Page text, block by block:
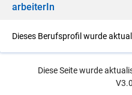
ar­bei­te­rIn
Dieses Berufsprofil wurde
Diese Seite wurde